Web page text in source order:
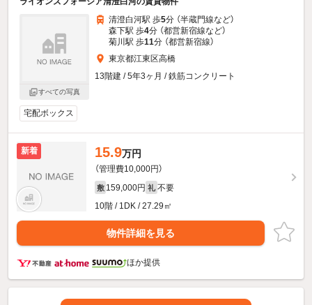
すべての写真
清澄白河駅 歩5分 （半蔵門線など）
森下駅 歩4分 （都営新宿線など）
菊川駅 歩11分 （都営新宿線）
東京都江東区高橋
13階建 / 5年3ヶ月 / 鉄筋コンクリート
宅配ボックス
新着 15.9万円
（管理費10,000円）
敷 159,000円 礼 不要
10階 / 1DK / 27.29㎡
物件詳細を見る
ほか提供